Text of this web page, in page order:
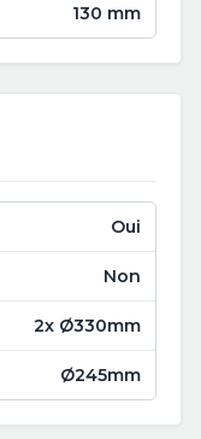
130 mm
Oui
Non
2x Ø330mm
Ø245mm